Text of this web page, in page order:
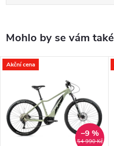
Akční cena
54 990 Kč
–9 %